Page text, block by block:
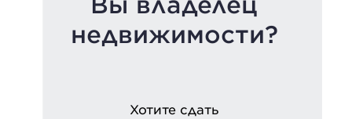
недвижимости?
Хотите сдать